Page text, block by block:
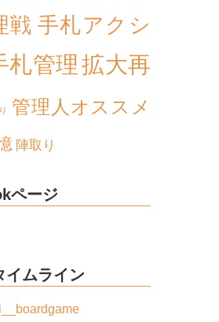
戦 手札アクシ
札管理 拡大再
管理人オススメ
陣取り
ページ
ムライン